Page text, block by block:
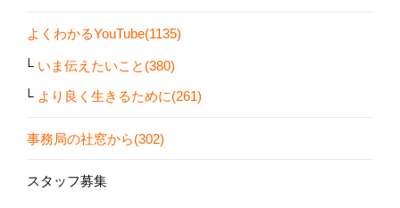
よくわかるYouTube(1135)
いま伝えたいこと(380)
より良く生きるために(261)
事務局の社窓から(302)
スタッフ募集